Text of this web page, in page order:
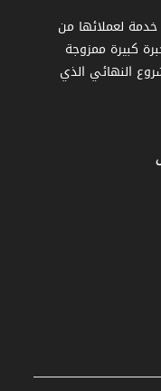
لعملائها من
كبيرة ممزوجة
النهائي الذي